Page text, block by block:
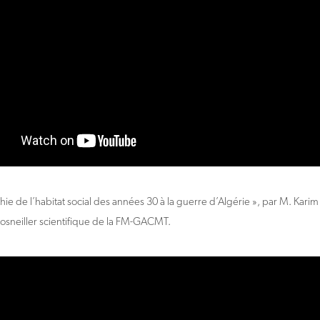
de l’habitat social des années 30 à la guerre d’Algérie », par M.
scientifique de la FM-GACMT.